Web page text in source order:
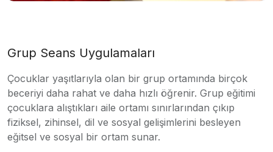
Grup Seans Uygulamaları
Çocuklar yaşıtlarıyla olan bir grup ortamında birçok
beceriyi daha rahat ve daha hızlı öğrenir. Grup eğitimi
çocuklara alıştıkları aile ortamı sınırlarından çıkıp
fiziksel, zihinsel, dil ve sosyal gelişimlerini besleyen
eğitsel ve sosyal bir ortam sunar.